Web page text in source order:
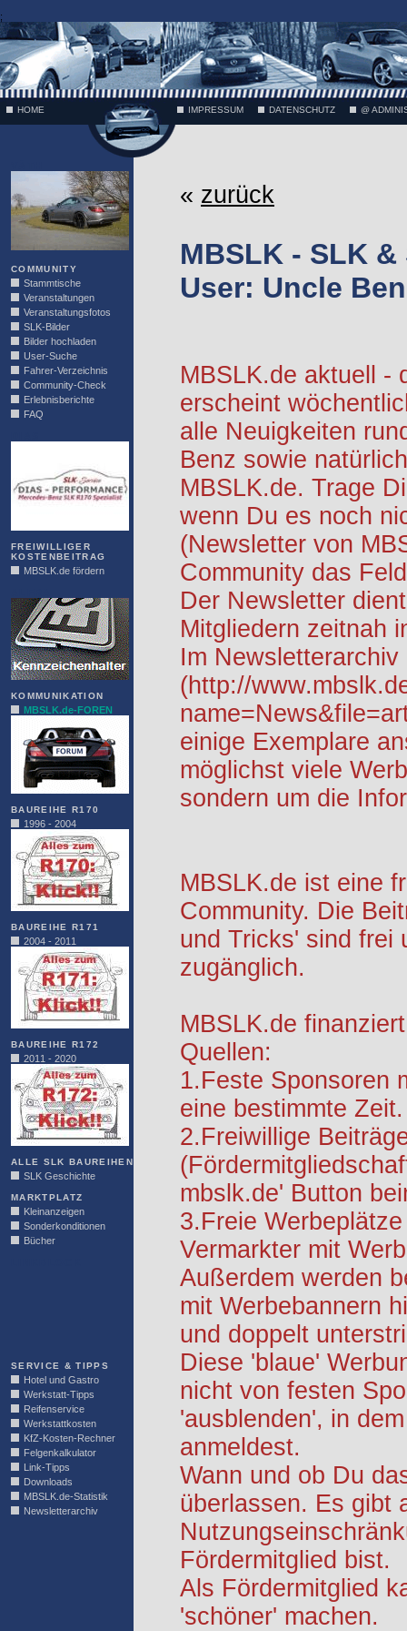
;
HOME IMPRESSUM DATENSCHUTZ @
COMMUNITY
Stammtische
Veranstaltungen
Veranstaltungsfotos
SLK-Bilder
Bilder hochladen
User-Suche
Fahrer-Verzeichnis
Community-Check
Erlebnisberichte
FAQ
FREIWILLIGER
KOSTENBEITRAG
MBSLK.de fördern
KOMMUNIKATION
MBSLK.de-FOREN
BAUREIHE R170
1996 - 2004
BAUREIHE R171
2004 - 2011
BAUREIHE R172
2011 - 2020
ALLE SLK BAUREIHEN
SLK Geschichte
MARKTPLATZ
Kleinanzeigen
Sonderkonditionen
Bücher
SERVICE & TIPPS
Hotel und Gastro
Werkstatt-Tipps
Reifenservice
Werkstattkosten
KfZ-Kosten-Rechner
Felgenkalkulator
Link-Tipps
Downloads
MBSLK.de-Statistik
Newsletterarchiv
« zurück
MBSLK - SLK
User: Uncle
MBSLK.de aktuell -
erscheint
alle Neuigkeiten
Benz sowie
MBSLK.de. Trage
wenn Du es noch
(Newsletter von
Community das
Der Newsletter
Mitgliedern zeitnah
Im Newsletterarchiv
(http://
einige Exemplare
möglichst viele
sondern um die
MBSLK.de ist eine
Community. Die
und Tricks' sind frei
zugänglich.
MBSLK.de
Quellen:
1.Feste Sponsoren
eine bestimmte Zeit.
2.Freiwillige
mbslk.de' Button
3.Freie
Vermarkter mit
Außerdem werden
mit Werbebannern
und doppelt
Diese 'blaue'
nicht von festen
'ausblenden', in
anmeldest.
Wann und ob Du
überlassen. Es gibt
Fördermitglied bist.
Als Fördermitglied
'schöner' machen.